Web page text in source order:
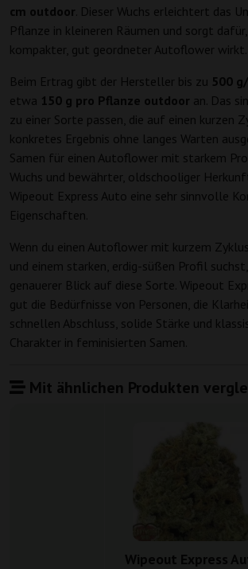
cm outdoor . Dieser Wuchs erleichtert das
Pflanze in kleineren Räumen und sorgt
kompakter, gut geordneter Autoflower wirkt.
Beim Ertrag gibt der Hersteller bis zu 500
etwa 150 g pro Pflanze outdoor an. Das
zu einer Sorte passen, die auf einen kurzen
konkretes Ergebnis ohne langes Warten
Samen für einen Autoflower mit starkem
Wuchs und bewährter, oldschooliger
Wipeout Express Auto eine sehr sinnvolle
Eigenschaften.
Wenn du einen Autoflower mit kurzem
und einem starken, erdig-süßen Profil
genauerer Blick auf diese Sorte. Wipeout
gut die Bedürfnisse von Personen, die
schnellen Abschluss, solide Stärke und
Charakter in feminisierten Samen.
Mit ähnlichen Produkten
Wipeout Express